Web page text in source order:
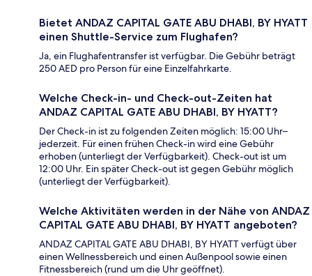
Bietet ANDAZ CAPITAL GATE ABU DHABI, BY HYATT
einen Shuttle-Service zum Flughafen?
Ja, ein Flughafentransfer ist verfügbar. Die Gebühr beträgt
250 AED pro Person für eine Einzelfahrkarte.
Welche Check-in- und Check-out-Zeiten hat
ANDAZ CAPITAL GATE ABU DHABI, BY HYATT?
Der Check-in ist zu folgenden Zeiten möglich: 15:00 Uhr–
jederzeit. Für einen frühen Check-in wird eine Gebühr
erhoben (unterliegt der Verfügbarkeit). Check-out ist um
12:00 Uhr. Ein später Check-out ist gegen Gebühr möglich
(unterliegt der Verfügbarkeit).
Welche Aktivitäten werden in der Nähe von ANDAZ
CAPITAL GATE ABU DHABI, BY HYATT angeboten?
ANDAZ CAPITAL GATE ABU DHABI, BY HYATT verfügt über
einen Wellnessbereich und einen Außenpool sowie einen
Fitnessbereich (rund um die Uhr geöffnet).